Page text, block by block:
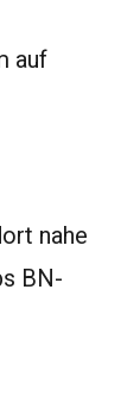
auf
nahe
BN-